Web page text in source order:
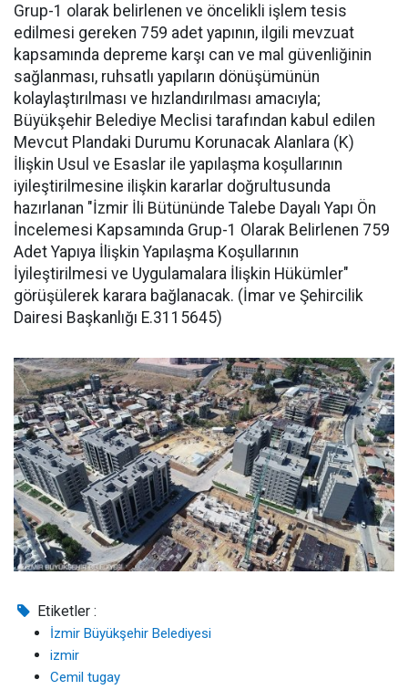
Grup-1 olarak belirlenen ve öncelikli işlem tesis
edilmesi gereken 759 adet yapının, ilgili mevzuat
kapsamında depreme karşı can ve mal güvenliğinin
sağlanması, ruhsatlı yapıların dönüşümünün
kolaylaştırılması ve hızlandırılması amacıyla;
Büyükşehir Belediye Meclisi tarafından kabul edilen
Mevcut Plandaki Durumu Korunacak Alanlara (K)
İlişkin Usul ve Esaslar ile yapılaşma koşullarının
iyileştirilmesine ilişkin kararlar doğrultusunda
hazırlanan "İzmir İli Bütününde Talebe Dayalı Yapı Ön
İncelemesi Kapsamında Grup-1 Olarak Belirlenen 759
Adet Yapıya İlişkin Yapılaşma Koşullarının
İyileştirilmesi ve Uygulamalara İlişkin Hükümler"
görüşülerek karara bağlanacak. (İmar ve Şehircilik
Dairesi Başkanlığı E.3115645)
Etiketler :
İzmir Büyükşehir Belediyesi
izmir
Cemil tugay